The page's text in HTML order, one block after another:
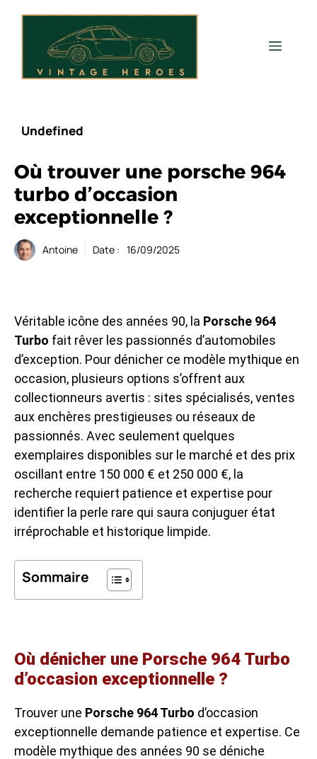
Menu
Undefined
Où trouver une porsche 964
turbo d’occasion
exceptionnelle ?
Antoine Date : 16/09/2025
Véritable icône des années 90, la Porsche 964
Turbo fait rêver les passionnés d’automobiles
d’exception. Pour dénicher ce modèle mythique en
occasion, plusieurs options s’offrent aux
collectionneurs avertis : sites spécialisés, ventes
aux enchères prestigieuses ou réseaux de
passionnés. Avec seulement quelques
exemplaires disponibles sur le marché et des prix
oscillant entre 150 000 € et 250 000 €, la
recherche requiert patience et expertise pour
identifier la perle rare qui saura conjuguer état
irréprochable et historique limpide.
Sommaire
Où dénicher une Porsche 964 Turbo
d’occasion exceptionnelle ?
Trouver une Porsche 964 Turbo d’occasion
exceptionnelle demande patience et expertise. Ce
modèle mythique des années 90 se déniche